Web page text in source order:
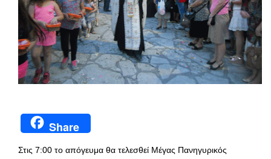
Share
Στις 7:00 το απόγευμα θα τελεσθεί Μέγας Πανηγυρικός